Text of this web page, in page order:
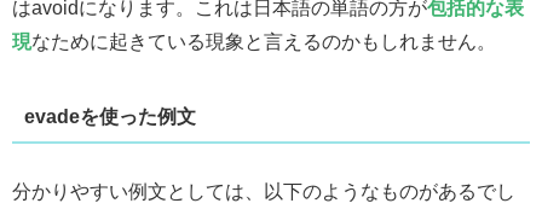
はavoidになります。これは日本語の単語の方が包括的な表
現なために起きている現象と言えるのかもしれません。
evadeを使った例文
分かりやすい例文としては、以下のようなものがあるでし